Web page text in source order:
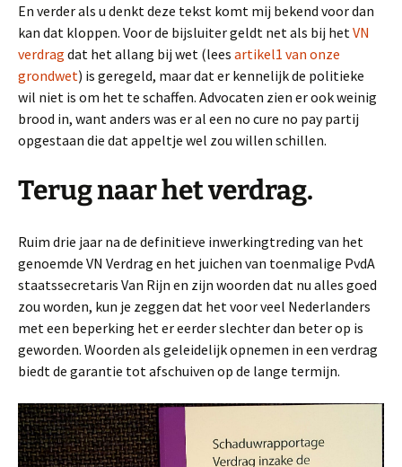
En verder als u denkt deze tekst komt mij bekend voor dan
kan dat kloppen. Voor de bijsluiter geldt net als bij hetVN
verdrag dat het allang bij wet (lees artikel1 van onze
grondwet) is geregeld, maar dat er kennelijk de politieke
wil niet is om het te schaffen. Advocaten zien er ook weinig
brood in, want anders was er al een no cure no pay partij
opgestaan die dat appeltje wel zou willen schillen.
Terug naar het verdrag.
Ruim drie jaar na de definitieve inwerkingtreding van het
genoemde VN Verdrag en het juichen van toenmalige PvdA
staatssecretaris Van Rijn en zijn woorden dat nu alles goed
zou worden, kun je zeggen dat het voor veel Nederlanders
met een beperking het er eerder slechter dan beter op is
geworden. Woorden als geleidelijk opnemen in een verdrag
biedt de garantie tot afschuiven op de lange termijn.